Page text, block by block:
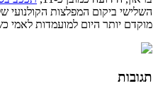
השלישי ביקום המפלצות הקולנועי
מוקדם יותר היום למועמדות
תגובות